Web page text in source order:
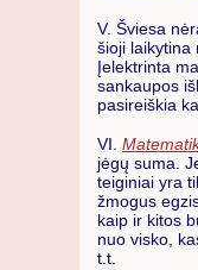
V. Šviesa
šioji laikytina
Įelektrinta
sankaupos
pasireiškia
VI.
jėgų suma.
teiginiai yra
žmogus
kaip ir kitos
nuo visko,
t.t.